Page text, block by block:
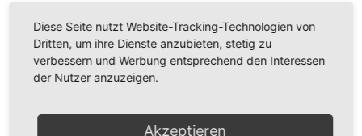
Rebsorten international
externe Links
Tafeltraubensorten
Diese Seite nutzt Website-Tracking-Technologien von
Dritten, um ihre Dienste anzubieten, stetig zu
verbessern und Werbung entsprechend den Interessen
der Nutzer anzuzeigen.
Akzeptieren